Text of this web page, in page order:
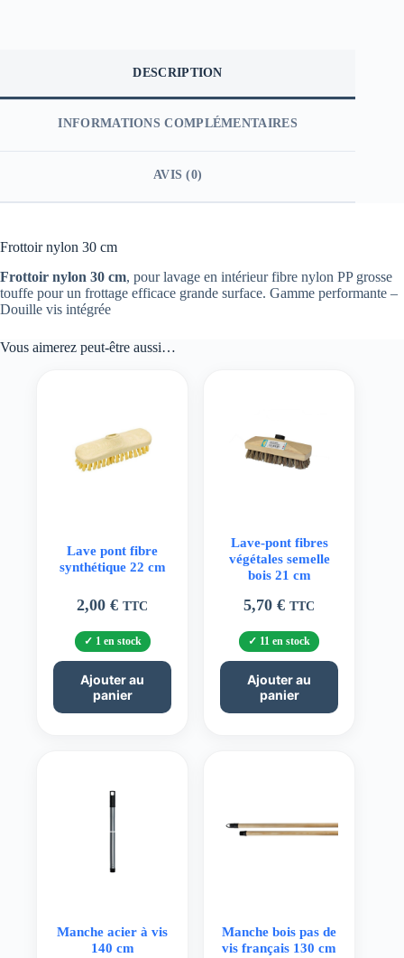
DESCRIPTION
INFORMATIONS COMPLÉMENTAIRES
AVIS (0)
Frottoir nylon 30 cm
Frottoir nylon 30 cm, pour lavage en intérieur fibre nylon PP grosse
touffe pour un frottage efficace grande surface. Gamme performante –
Douille vis intégrée
Vous aimerez peut-être aussi…
Lave pont fibre
synthétique 22 cm
2,00€ TTC
1 en stock
Ajouter au
panier
Lave-pont fibres
végétales semelle
bois 21 cm
5,70€ TTC
11 en stock
Ajouter au
panier
Manche acier à vis
140 cm
Manche bois pas de
vis français 130 cm